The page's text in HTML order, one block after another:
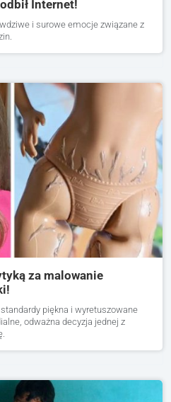
Internet!
i surowe emocje związane z
za malowanie
piękna i wyretuszowane
odważna decyzja jednej z